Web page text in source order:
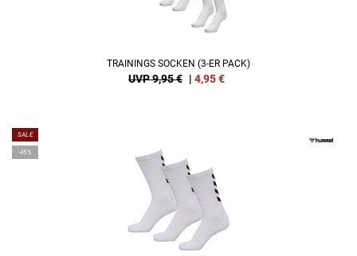
TRAININGS SOCKEN (3-ER PACK)
UVP 9,95 € | 4,95€
SALE
-45%